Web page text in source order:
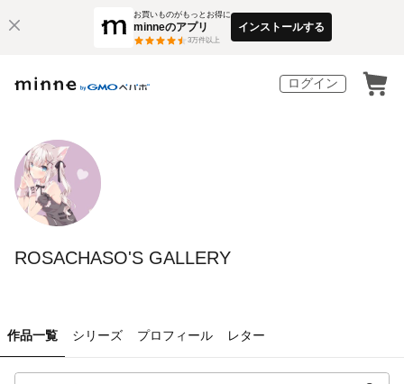
お買いものがもっとお得に
minneのアプリ
3万件以上
インストールする
ログイン
ROSACHASO'S GALLERY
作品一覧 シリーズ プロフィール レター